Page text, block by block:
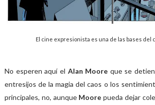
El cine expresionista es una de las bases del
No esperen aquí el Alan Moore que se
entresijos de la magia del caos o los
principales, no, aunque Moore pueda dejar